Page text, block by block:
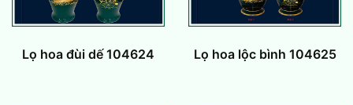
Lọ hoa đùi dế 104624 Lọ hoa lộc bình 104625